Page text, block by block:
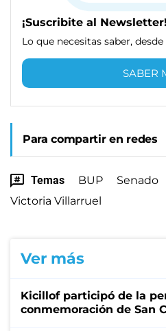
¡Suscribite al Newsletter!
Lo que necesitas saber,
SABER
Para compartir en redes
Temas BUP Senado
Victoria Villarruel
Ver más
Kicillof participó de la
conmemoración de San